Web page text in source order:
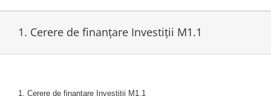
1. Cerere de finanțare Investiții M1.1
1. Cerere de finanțare Investiții M1.1